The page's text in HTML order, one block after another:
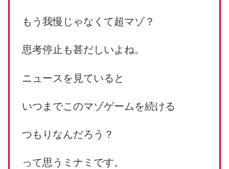
もう我慢じゃなくて超マゾ？
思考停止も甚だしいよね。
ニュースを見ていると
いつまでこのマゾゲームを続ける
つもりなんだろう？
って思うミナミです。